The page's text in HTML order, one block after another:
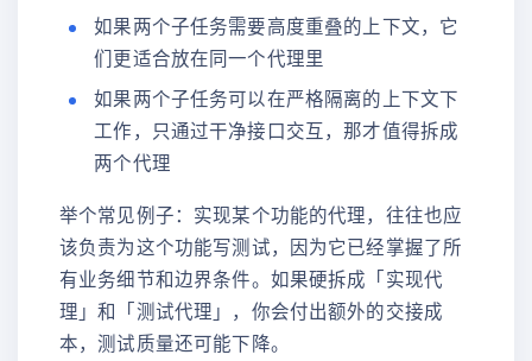
如果两个子任务需要高度重叠的上下文，它
们更适合放在同一个代理里
如果两个子任务可以在严格隔离的上下文下
工作，只通过干净接口交互，那才值得拆成
两个代理
举个常见例子：实现某个功能的代理，往往也应
该负责为这个功能写测试，因为它已经掌握了所
有业务细节和边界条件。如果硬拆成「实现代
理」和「测试代理」，你会付出额外的交接成
本，测试质量还可能下降。